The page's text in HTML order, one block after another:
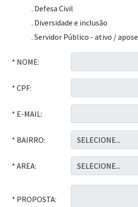
. Defesa Civil
. Diversidade e inclusão
. Servidor Público - ativo /
* NOME:
* CPF:
* E-MAIL:
* BAIRRO:
* AREA:
* PROPOSTA: